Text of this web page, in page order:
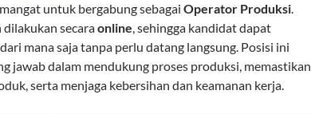
untuk bergabung sebagai Operator Produksi.
secaraonline, sehingga kandidat dapat
mana saja tanpa perlu datang langsung. Posisi ini
jawab dalam mendukung proses produksi, memastikan
serta menjaga kebersihan dan keamanan kerja.